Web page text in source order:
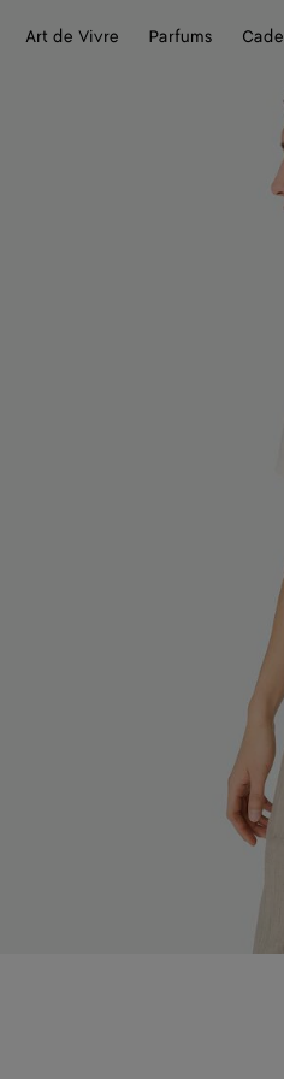
Art de Vivre Parfums